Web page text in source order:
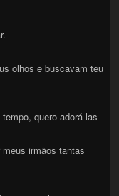
olhos e buscavam teu
quero adorá-las
irmãos tantas